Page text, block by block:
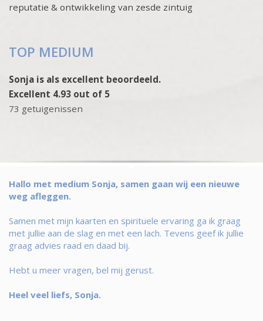
reputatie & ontwikkeling van zesde zintuig
TOP MEDIUM
Sonja is als excellent beoordeeld.
Excellent 4.93 out of 5
73 getuigenissen
Hallo met medium Sonja, samen gaan wij een nieuwe
weg afleggen.
Samen met mijn kaarten en spirituele ervaring ga ik graag
met jullie aan de slag en met een lach. Tevens geef ik jullie
graag advies raad en daad bij.
Hebt u meer vragen, bel mij gerust.
Heel veel liefs, Sonja.